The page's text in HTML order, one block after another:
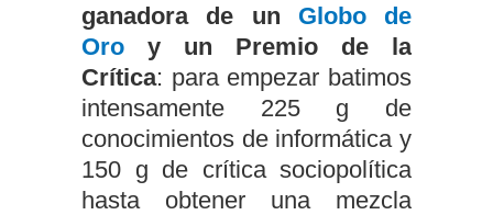
ganadora de un Globo de
Oro y un Premio de la
Crítica: para empezar batimos
intensamente 225 g de
conocimientos de informática y
150 g de crítica sociopolítica
hasta obtener una mezcla